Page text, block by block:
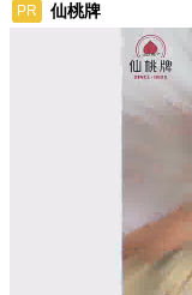
PR 仙桃牌